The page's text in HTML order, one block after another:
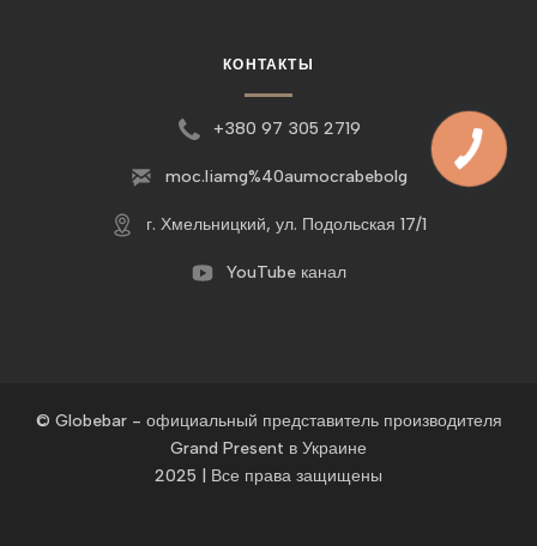
КОНТАКТЫ
+380 97 305 2719
moc.liamg%40aumocrabebolg
г. Хмельницкий, ул. Подольская 17/1
YouTube канал
© Globebar - официальный представитель производителя
Grand Present в Украине
2025 | Все права защищены